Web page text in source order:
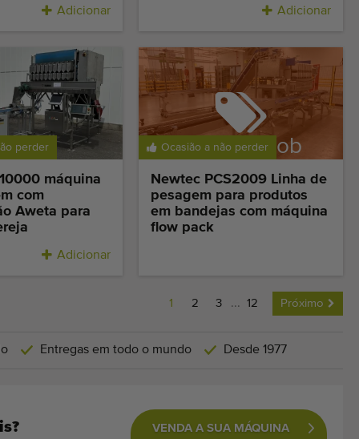
Adicionar Adicionar
perder
máquina
com
Aweta para
Adicionar
Ocasião a não perder
Vendido sob
reserva
Newtec PCS2009 Linha de
pesagem para produtos
em bandejas com máquina
flow pack
1 2 3 ... 12 Próximo
Entregas em todo o mundo Desde 1977
VENDA A SUA MÁQUINA